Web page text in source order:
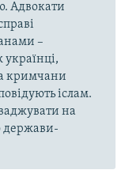
Адвокати
–
кримчани
іслам.
на
держави-